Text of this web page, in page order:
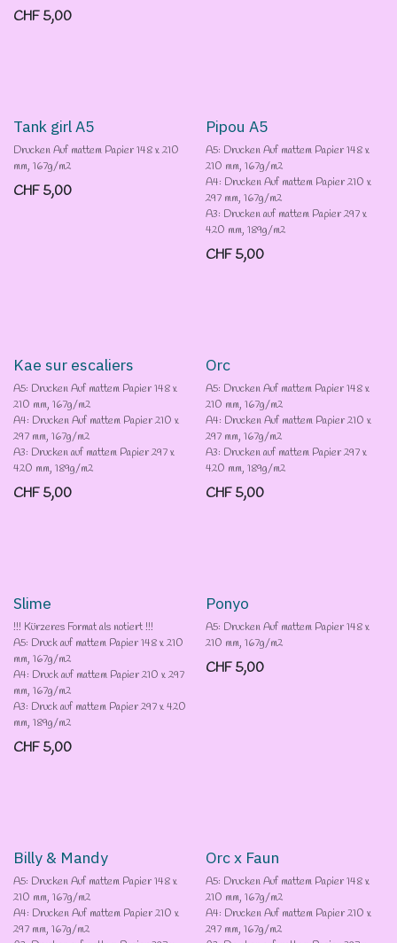
CHF 5,00
Tank girl A5
Drucken Auf mattem Papier 148 x 210
mm, 167g/m2
CHF 5,00
Pipou A5
A5: Drucken Auf mattem Papier 148 x
210 mm, 167g/m2
A4: Drucken Auf mattem Papier 210 x
297 mm, 167g/m2
A3: Drucken auf mattem Papier 297 x
420 mm, 189g/m2
CHF 5,00
Kae sur escaliers
A5: Drucken Auf mattem Papier 148 x
210 mm, 167g/m2
A4: Drucken Auf mattem Papier 210 x
297 mm, 167g/m2
A3: Drucken auf mattem Papier 297 x
420 mm, 189g/m2
CHF 5,00
Orc
A5: Drucken Auf mattem Papier 148 x
210 mm, 167g/m2
A4: Drucken Auf mattem Papier 210 x
297 mm, 167g/m2
A3: Drucken auf mattem Papier 297 x
420 mm, 189g/m2
CHF 5,00
Slime
!!! Kürzeres Format als notiert !!!
A5: Druck auf mattem Papier 148 x 210
mm, 167g/m2
A4: Druck auf mattem Papier 210 x 297
mm, 167g/m2
A3: Druck auf mattem Papier 297 x 420
mm, 189g/m2
CHF 5,00
Ponyo
A5: Drucken Auf mattem Papier 148 x
210 mm, 167g/m2
CHF 5,00
Billy & Mandy
A5: Drucken Auf mattem Papier 148 x
210 mm, 167g/m2
A4: Drucken Auf mattem Papier 210 x
297 mm, 167g/m2
Destockage
Orc x Faun
A5: Drucken Auf mattem Papier 148 x
210 mm, 167g/m2
A4: Drucken Auf mattem Papier 210 x
297 mm, 167g/m2